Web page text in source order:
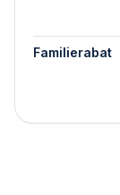
Familierabat